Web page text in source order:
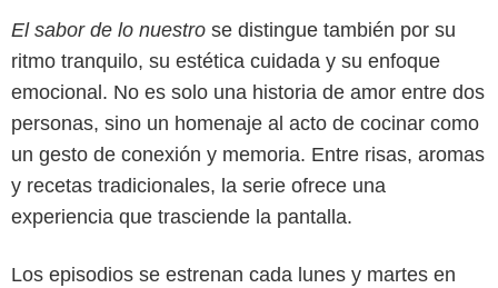
El sabor de lo nuestro se distingue también por su
ritmo tranquilo, su estética cuidada y su enfoque
emocional. No es solo una historia de amor entre dos
personas, sino un homenaje al acto de cocinar como
un gesto de conexión y memoria. Entre risas, aromas
y recetas tradicionales, la serie ofrece una
experiencia que trasciende la pantalla.
Los episodios se estrenan cada lunes y martes en